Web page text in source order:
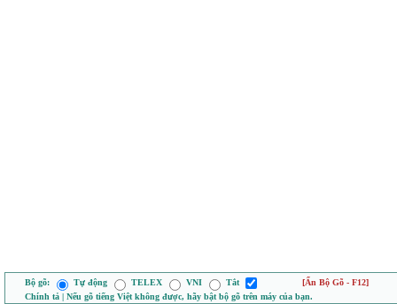
Bộ gõ: Tự động TELEX VNI Tắt
[Ẩn Bộ Gõ - F12]
Chính tả | Nếu gõ tiếng Việt không được, hãy bật bộ gõ trên máy của bạn.